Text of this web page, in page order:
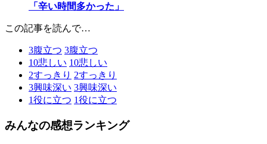
「辛い時間多かった」
この記事を読んで…
3腹立つ 3腹立つ
10悲しい 10悲しい
2すっきり 2すっきり
3興味深い 3興味深い
1役に立つ 1役に立つ
みんなの感想ランキング